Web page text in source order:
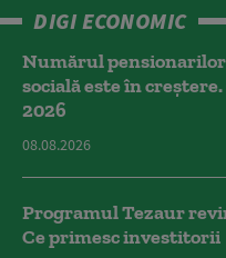
DIGI ECONOMIC
Numărul
socială este în
2026
08.08.2026
Programul Tezaur
Ce primesc investitorii